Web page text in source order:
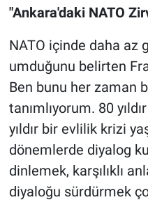
"Ankara'daki NATO
NATO içinde daha az
umduğunu belirten
Ben bunu her zaman
tanımlıyorum. 80
yıldır bir evlilik krizi
dönemlerde diyalog
dinlemek, karşılıklı
diyaloğu sürdürmek